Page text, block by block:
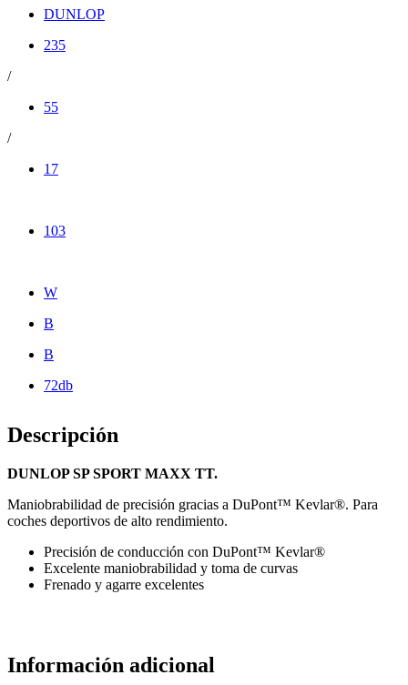
DUNLOP
235
/
55
/
17
103
W
B
B
72db
Descripción
DUNLOP SP SPORT MAXX TT.
Maniobrabilidad de precisión gracias a DuPont™ Kevlar®. Para
coches deportivos de alto rendimiento.
Precisión de conducción con DuPont™ Kevlar®
Excelente maniobrabilidad y toma de curvas
Frenado y agarre excelentes
Información adicional